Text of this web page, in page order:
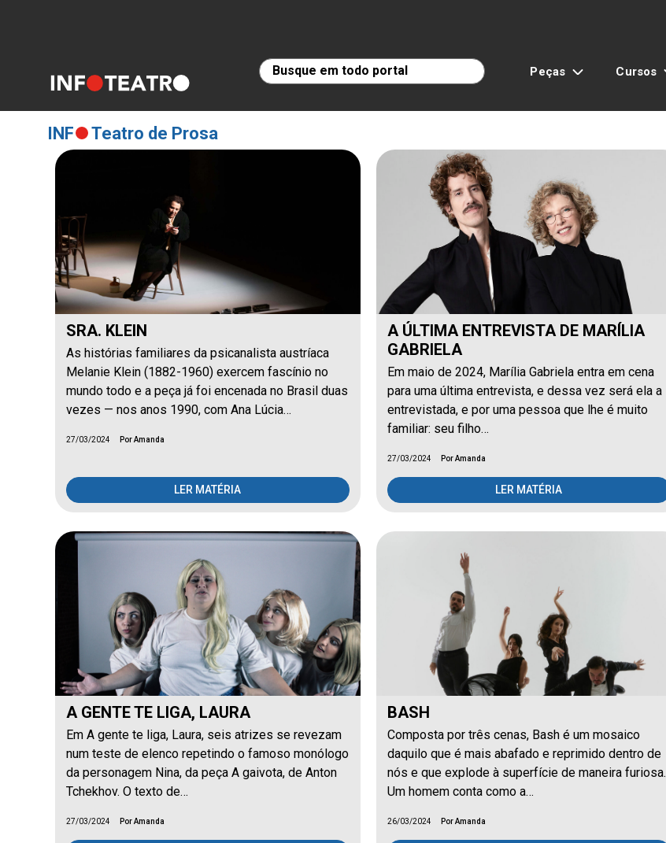
Peças Cursos
INF Teatro de Prosa
SRA. KLEIN
As histórias familiares da psicanalista austríaca
Melanie Klein (1882-1960) exercem fascínio no
mundo todo e a peça já foi encenada no Brasil duas
vezes — nos anos 1990, com Ana Lúcia…
27/03/2024 Por Amanda
LER MATÉRIA
A ÚLTIMA ENTREVISTA DE MARÍLIA
GABRIELA
Em maio de 2024, Marília Gabriela entra em cena
para uma última entrevista, e dessa vez será ela a
entrevistada, e por uma pessoa que lhe é muito
familiar: seu filho…
27/03/2024 Por Amanda
LER MATÉRIA
A GENTE TE LIGA, LAURA
Em A gente te liga, Laura, seis atrizes se revezam
num teste de elenco repetindo o famoso monólogo
da personagem Nina, da peça A gaivota, de Anton
Tchekhov. O texto de…
27/03/2024 Por Amanda
BASH
Composta por três cenas, Bash é um mosaico
daquilo que é mais abafado e reprimido dentro de
nós e que explode à superfície de maneira furiosa.
Um homem conta como a…
26/03/2024 Por Amanda